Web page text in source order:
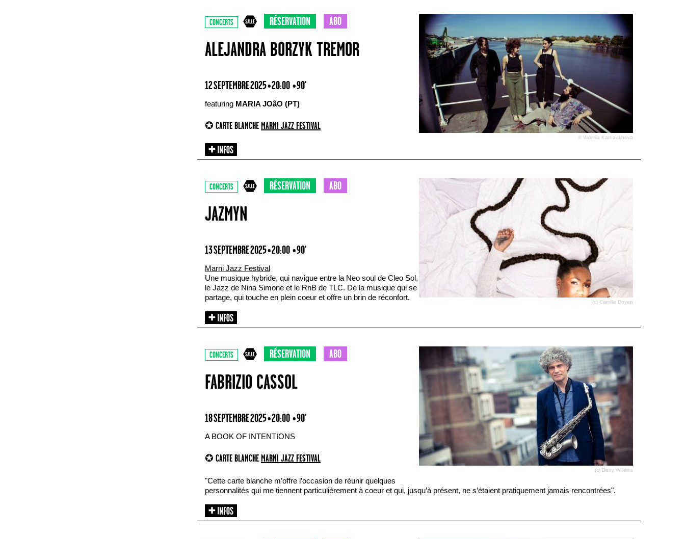
© Valeriia Karnaukhova
CONCERTS RÉSERVATION ABO
ALEJANDRA BORZYK TREMOR
12 SEPTEMBRE 2025 • 20:00 • 90'
featuring MARIA JOãO (PT)
✪ CARTE BLANCHE MARNI JAZZ FESTIVAL
(c) Camille Doyen
CONCERTS RÉSERVATION ABO
JAZMYN
13 SEPTEMBRE 2025 • 20:00 • 90'
Marni Jazz Festival
Une musique hybride, qui navigue entre la Neo soul de Cleo Sol,
le Jazz de Nina Simone et le RnB de TLC. De la musique qui se
partage, qui touche en plein coeur et offre un brin de réconfort.
(c) Dany Willems
CONCERTS RÉSERVATION ABO
FABRIZIO CASSOL
18 SEPTEMBRE 2025 • 20:00 • 90'
A BOOK OF INTENTIONS
✪ CARTE BLANCHE MARNI JAZZ FESTIVAL
"Cette carte blanche m’offre l’occasion de réunir quelques
personnalités qui me tiennent particulièrement à coeur et qui, jusqu’à présent, ne s’étaient pratiquement jamais rencontrées".